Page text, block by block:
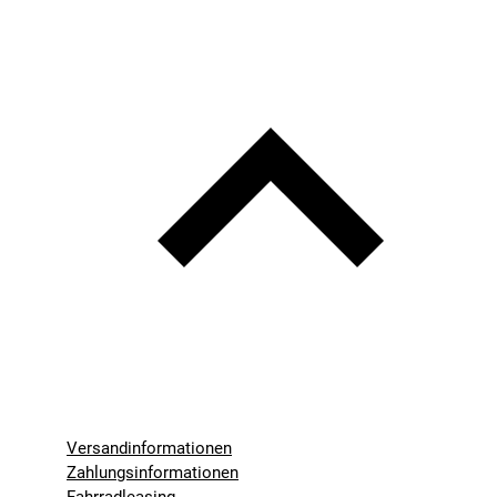
Versandinformationen
Zahlungsinformationen